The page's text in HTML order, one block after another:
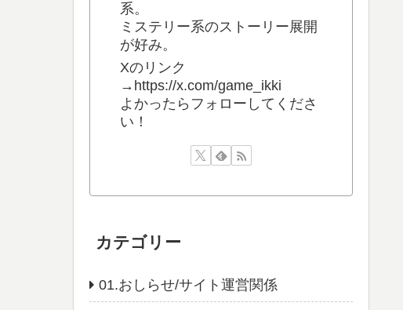
系。
ミステリー系のストーリー展開
が好み。
Xのリンク
→https://x.com/game_ikki
よかったらフォローしてくださ
い！
カテゴリー
01.おしらせ/サイト運営関係